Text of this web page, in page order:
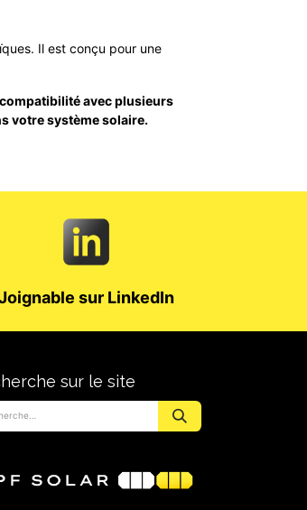
Il est conçu pour une
avec plusieurs
votre système solaire.
sur LinkedIn
sur le site